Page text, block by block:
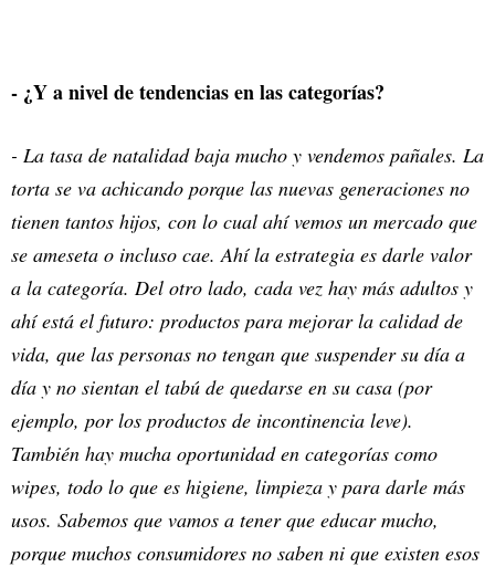
- ¿Y a nivel de tendencias en las categorías?
- La tasa de natalidad baja mucho y vendemos pañales. La
torta se va achicando porque las nuevas generaciones no
tienen tantos hijos, con lo cual ahí vemos un mercado que
se ameseta o incluso cae. Ahí la estrategia es darle valor
a la categoría. Del otro lado, cada vez hay más adultos y
ahí está el futuro: productos para mejorar la calidad de
vida, que las personas no tengan que suspender su día a
día y no sientan el tabú de quedarse en su casa (por
ejemplo, por los productos de incontinencia leve).
También hay mucha oportunidad en categorías como
wipes, todo lo que es higiene, limpieza y para darle más
usos. Sabemos que vamos a tener que educar mucho,
porque muchos consumidores no saben ni que existen esos